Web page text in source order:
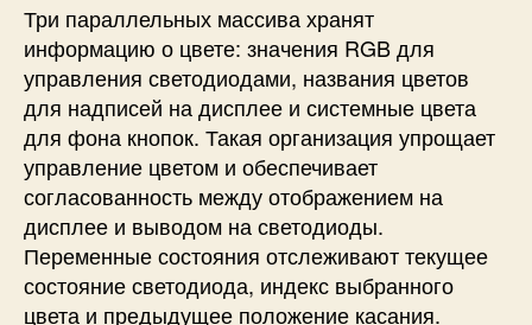
Три параллельных массива хранят
информацию о цвете: значения RGB для
управления светодиодами, названия цветов
для надписей на дисплее и системные цвета
для фона кнопок. Такая организация упрощает
управление цветом и обеспечивает
согласованность между отображением на
дисплее и выводом на светодиоды.
Переменные состояния отслеживают текущее
состояние светодиода, индекс выбранного
цвета и предыдущее положение касания.